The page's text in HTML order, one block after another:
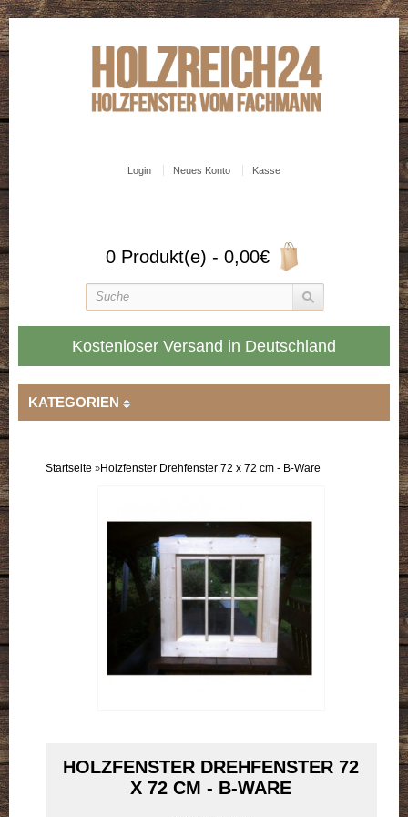
Login Neues Konto Kasse
0 Produkt(e) - 0,00€
Kostenloser Versand in Deutschland
KATEGORIEN
Einzelflügel
Startseite »Holzfenster Drehfenster 72 x 72 cm - B-Ware
HOLZFENSTER DREHFENSTER 72
X 72 CM - B-WARE